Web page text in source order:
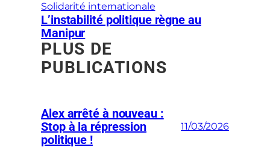
Solidarité internationale
L’instabilité politique règne au
Manipur
PLUS DE
PUBLICATIONS
Alex arrêté à nouveau :
Stop à la répression
politique !
11/03/2026